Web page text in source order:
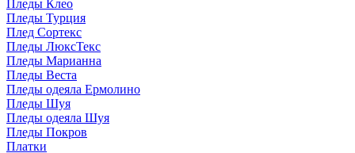
Пледы Клео
Пледы Турция
Плед Сортекс
Пледы ЛюксТекс
Пледы Марианна
Пледы Веста
Пледы одеяла Ермолино
Пледы Шуя
Пледы одеяла Шуя
Пледы Покров
Платки